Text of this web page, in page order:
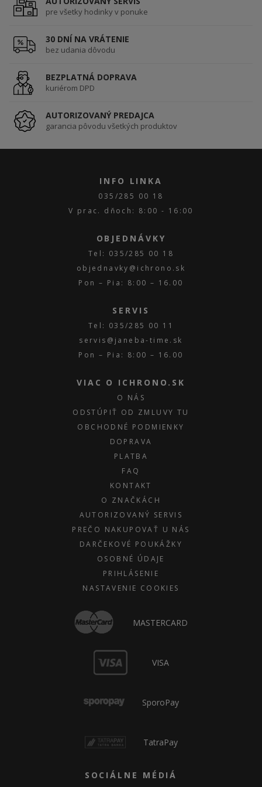
pre všetky hodinky v ponuke
30 DNÍ NA VRÁTENIE
bez udania dôvodu
BEZPLATNÁ DOPRAVA
kuriérom DPD
AUTORIZOVANÝ PREDAJCA
garancia pôvodu všetkých produktov
INFO LINKA
035/285 00 18
V prac. dňoch: 8:00 - 16:00
OBJEDNÁVKY
Tel: 035/285 00 18
objednavky@ichrono.sk
Pon – Pia: 8:00 – 16.00
SERVIS
Tel: 035/285 00 11
servis@janeba-time.sk
Pon – Pia: 8:00 – 16.00
VIAC O ICHRONO.SK
O NÁS
ODSTÚPIŤ OD ZMLUVY TU
OBCHODNÉ PODMIENKY
DOPRAVA
PLATBA
FAQ
KONTAKT
O ZNAČKÁCH
AUTORIZOVANÝ SERVIS
PREČO NAKUPOVAŤ U NÁS
DARČEKOVÉ POUKÁŽKY
OSOBNÉ ÚDAJE
PRIHLÁSENIE
NASTAVENIE COOKIES
MASTERCARD
VISA
SporoPay
TatraPay
SOCIÁLNE MÉDIÁ